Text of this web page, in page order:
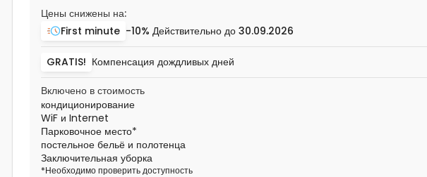
Цены снижены на:
First minute -10% Действительно до 30.09.2026
GRATIS! Компенсация дождливых дней
Включено в стоимость
кондиционирование
WiF и Internet
Парковочное место*
постельное бельё и полотенца
Заключительная уборка
*Необходимо проверить доступность